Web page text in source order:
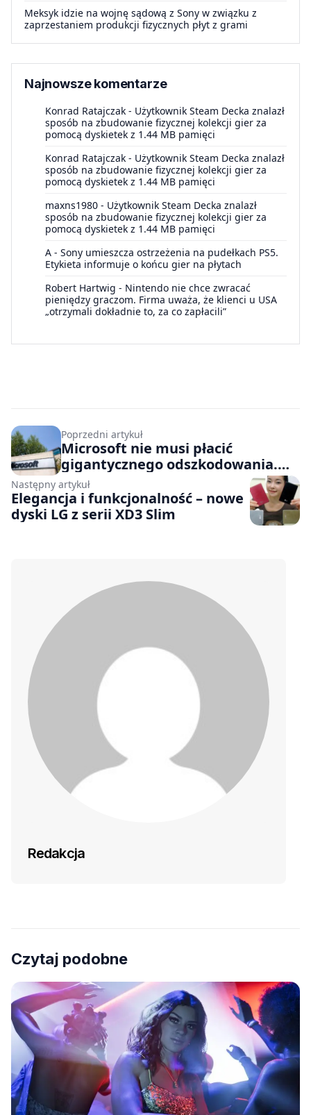
Meksyk idzie na wojnę sądową z Sony w związku z
zaprzestaniem produkcji fizycznych płyt z grami
Najnowsze komentarze
Konrad Ratajczak - Użytkownik Steam Decka znalazł
sposób na zbudowanie fizycznej kolekcji gier za
pomocą dyskietek z 1.44 MB pamięci
Konrad Ratajczak - Użytkownik Steam Decka znalazł
sposób na zbudowanie fizycznej kolekcji gier za
pomocą dyskietek z 1.44 MB pamięci
maxns1980 - Użytkownik Steam Decka znalazł
sposób na zbudowanie fizycznej kolekcji gier za
pomocą dyskietek z 1.44 MB pamięci
A - Sony umieszcza ostrzeżenia na pudełkach PS5.
Etykieta informuje o końcu gier na płytach
Robert Hartwig - Nintendo nie chce zwracać
pieniędzy graczom. Firma uważa, że klienci u USA
„otrzymali dokładnie to, za co zapłacili”
Poprzedni artykuł
Microsoft nie musi płacić
gigantycznego odszkodowania.
Na razie…
Następny artykuł
Elegancja i funkcjonalność – nowe
dyski LG z serii XD3 Slim
Redakcja
Czytaj podobne